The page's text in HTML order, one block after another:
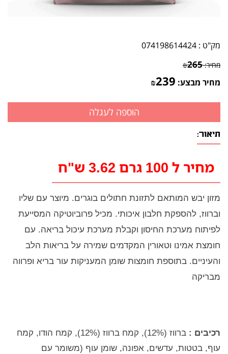
מק"ט : 074198614424
מחיר: ₪265
מחיר מבצע: ₪239
תיאור:
מחיר ל 100 גרם 3.62 ש"ח
מזון יבש המותאם לתזונת חתולים בוגרים. מיוצר עם שליו
וברווז, להספקת חלבון איכותי. מכיל פרוביוטיקה המסייעת
לפיתוח מערכת החיסון וקבלת מערכת עיכול בריאה. עם
חומצת אמינו וטאורין המקדמים שמירה על בריאות הלב
והעיניים. בתוספת חומצות שומן המעניקות עור בריא ופרווה
מבריקה
רכיבים :
ברווז (12%), קמח ברווז (12%), קמח הודו, קמח
עוף, בטטות, עדשים, אפונה, שומן עוף (משומר עם